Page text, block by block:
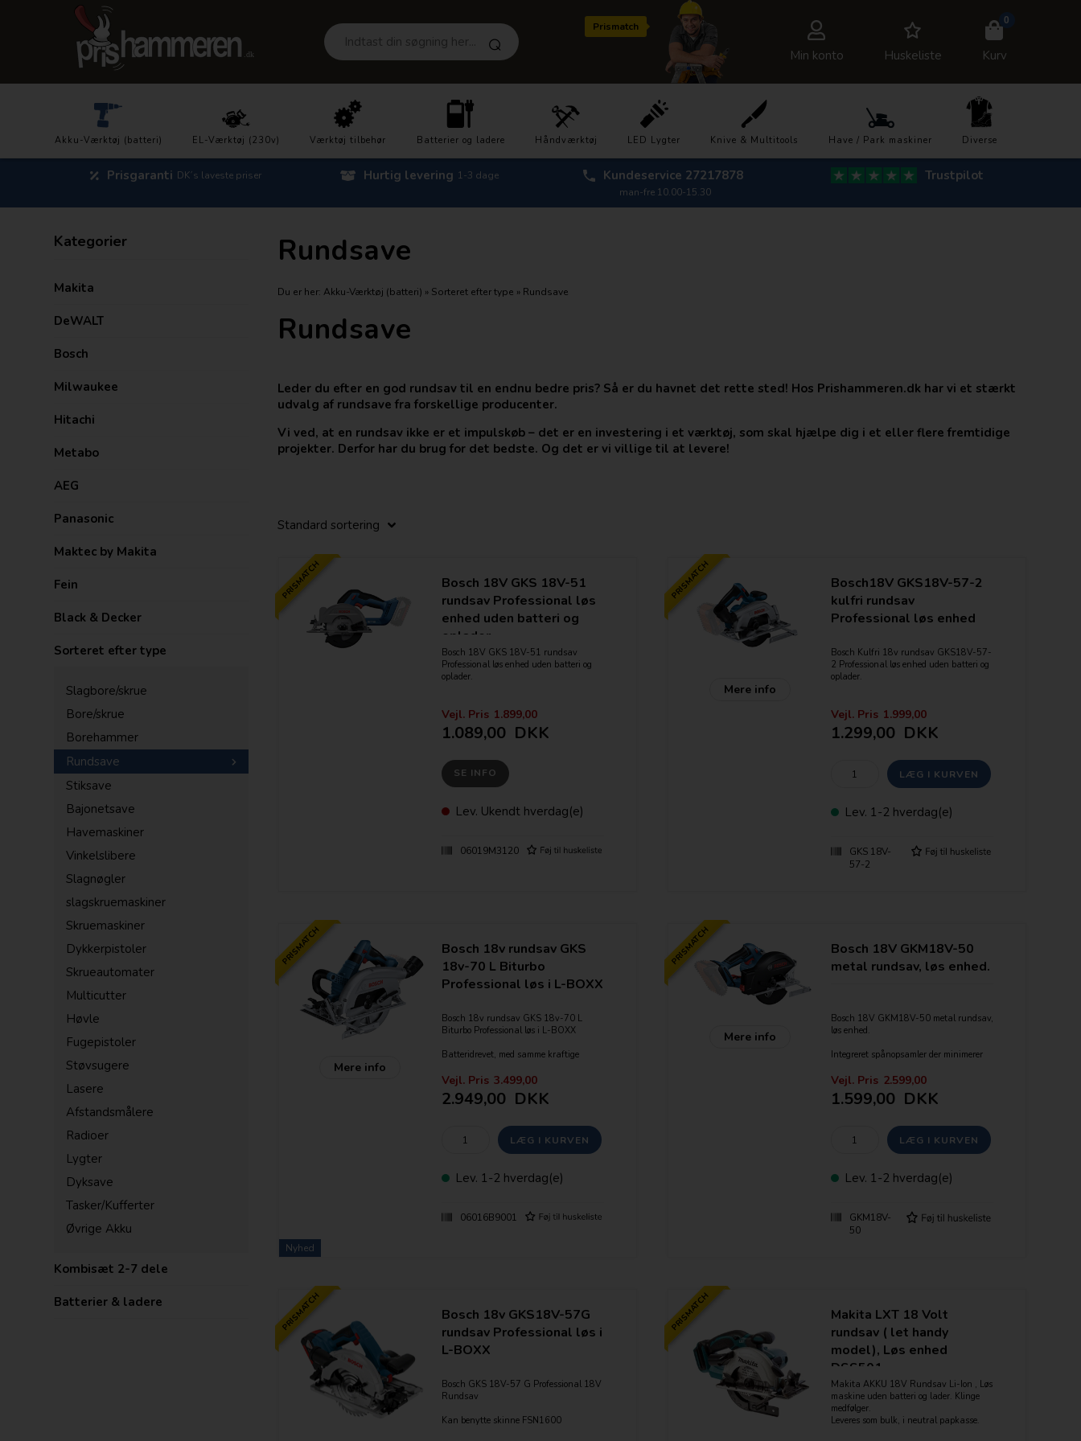
Prismatch
Min konto Huskeliste
0
Kurv
Akku-Værktøj (batteri) EL-Værktøj (230v) Værktøj tilbehør Batterier og ladere Håndværktøj LED Lygter Knive & Multitools Have / Park maskiner Diverse
Prisgaranti DK´s laveste priser Hurtig levering 1-3 dage Kundeservice 27217878
man-fre 10.00-15.30
Trustpilot
Kategorier
Makita
DeWALT
Bosch
Milwaukee
Hitachi
Metabo
AEG
Panasonic
Maktec by Makita
Fein
Black & Decker
Sorteret efter type
Slagbore/skrue
Bore/skrue
Borehammer
Rundsave
Stiksave
Bajonetsave
Havemaskiner
Vinkelslibere
Slagnøgler
slagskruemaskiner
Skruemaskiner
Dykkerpistoler
Skrueautomater
Multicutter
Høvle
Fugepistoler
Støvsugere
Lasere
Afstandsmålere
Radioer
Lygter
Dyksave
Tasker/Kufferter
Øvrige Akku
Kombisæt 2-7 dele
Batterier & ladere
Rundsave
Du er her:Akku-Værktøj (batteri) » Sorteret efter type » Rundsave
Rundsave
Leder du efter en god rundsav til en endnu bedre pris? Så er du havnet det rette sted! Hos Prishammeren.dk har vi et stærkt
udvalg af rundsave fra forskellige producenter.
Vi ved, at en rundsav ikke er et impulskøb – det er en investering i et værktøj, som skal hjælpe dig i et eller flere fremtidige
projekter. Derfor har du brug for det bedste. Og det er vi villige til at levere!
PRISMATCH
Bosch 18V GKS 18V-51
rundsav Professional løs
enhed uden batteri og
oplader.
Bosch 18V GKS 18V-51 rundsav
Professional løs enhed uden batteri og
oplader.
og lang driftstid
Kompakt og let design – nem at
håndtere og transportere
– mindre træthed ved lang tids brug
Fremragende støvudsugning – holder
arbejdsområdet rent
snit
Perfekt til daglig brug på byggepladsen
Vejl. Pris 1.899,00
1.089,00DKK
SE INFO
Lev. Ukendt hverdag(e)
06019M3120
PRISMATCH
Mere info
Bosch18V GKS18V-57-2
kulfri rundsav
Professional løs enhed
Bosch Kulfri 18v rundsav GKS18V-57-
2 Professional løs enhed uden batteri og
oplader.
snit - Høj ydelse, lang holdbarhed
Kulfri motor
Robust design - udviklet til alle typer
tage og stilladser
Batterispænding: 18 V
Omdrejningstal, ubelastet: 5.000 o/min
Savklingeborings-Ø 20 mm
Skæredybde (45°) 41 mm
Vejl. Pris 1.999,00
1.299,00DKK
Lev. 1-2 hverdag(e)
GKS 18V-
57-2
PRISMATCH
Nyhed
Mere info
Bosch 18v rundsav GKS
18v-70 L Biturbo
Professional løs i L-BOXX
Bosch 18v rundsav GKS 18v-70 L
Biturbo Professional løs i L-BOXX
Batteridrevet, med samme kraftige
W, grundet den nye BITURBO
Brushless-teknologi
Den er udstyret med et ergonomisk
enhver saveposition
190-mm-klinge på venstre side med 70
mm savedybde ved 90°-snit
Omdrejningstal, ubelastet*: 5.000 o/min
Savklingeborings-Ø: 30 mm
Vægt ekskl. batteri*: 4,1 kg
Vejl. Pris 3.499,00
2.949,00DKK
Lev. 1-2 hverdag(e)
06016B9001
PRISMATCH
Mere info
Bosch 18V GKM18V-50
metal rundsav, løs enhed.
Bosch 18V GKM18V-50 metal rundsav,
løs enhed.
Integreret spånopsamler der minimerer
LED LYS
Ergonomisk design
Savklinge-Ø: 136 mm
Omdrejningstal, ubelastet: 4.250 o/min
Savklingeborings-Ø 20 mm
Vejl. Pris 2.599,00
1.599,00DKK
Lev. 1-2 hverdag(e)
GKM18V-
50
PRISMATCH
Bosch 18v GKS18V-57G
rundsav Professional løs i
L-BOXX
Bosch GKS 18V-57 G Professional 18V
Rundsav
Kan benytte skinne FSN1600
PRISMATCH
Makita LXT 18 Volt
rundsav ( let handy
model), Løs enhed
DSS501
Makita AKKU 18V Rundsav Li-Ion , Løs
maskine uden batteri og lader. Klinge
medfølger.
Leveres som bulk, i neutral papkasse.